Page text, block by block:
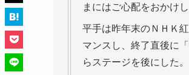
まにはご心配をおかけ
平手は昨年末のＮＨＫ
マンスし、終了直後に
らステージを後にした。